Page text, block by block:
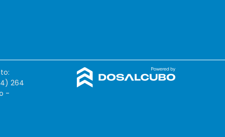
264
-